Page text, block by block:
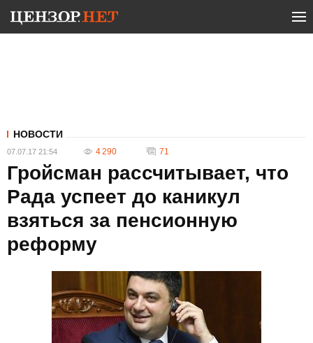
НОВОСТИ
07.07.17 21:54 4 290 71
Гройсман рассчитывает, что
Рада успеет до каникул
взяться за пенсионную
реформу